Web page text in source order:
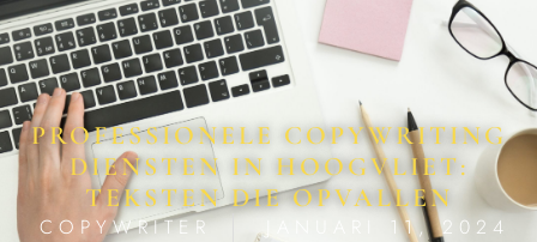
COPYWRITER JANUARI 11, 2024
PROFESSIONELE COPYWRITING
DIENSTEN IN HOOGVLIET:
TEKSTEN DIE OPVALLEN